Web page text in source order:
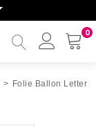
0
Mijn
> Folie Ballon Letter